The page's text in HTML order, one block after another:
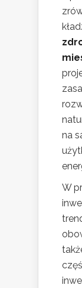
na
W